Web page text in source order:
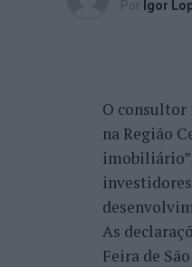
Em
“A ‘Bienal
que
Por Ígor
O
na Região
As
Feira de